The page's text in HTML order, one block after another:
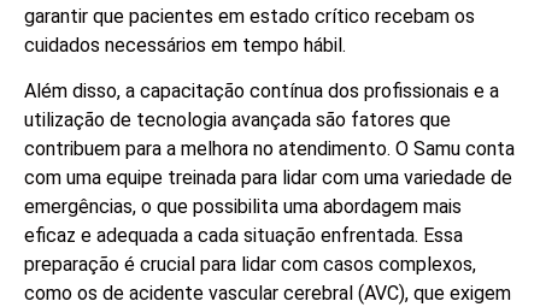
garantir que pacientes em estado crítico recebam os
cuidados necessários em tempo hábil.
Além disso, a capacitação contínua dos profissionais e a
utilização de tecnologia avançada são fatores que
contribuem para a melhora no atendimento. O Samu conta
com uma equipe treinada para lidar com uma variedade de
emergências, o que possibilita uma abordagem mais
eficaz e adequada a cada situação enfrentada. Essa
preparação é crucial para lidar com casos complexos,
como os de acidente vascular cerebral (AVC), que exigem